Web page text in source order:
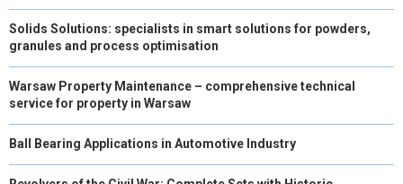
Solids Solutions: specialists in smart solutions for powders,
granules and process optimisation
Warsaw Property Maintenance – comprehensive technical
service for property in Warsaw
Ball Bearing Applications in Automotive Industry